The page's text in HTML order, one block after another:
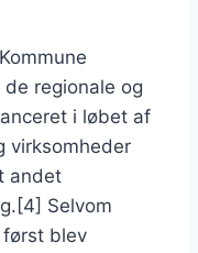
regionale og
i løbet af
virksomheder
andet
Selvom
blev